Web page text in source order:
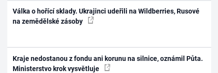
Válka o hořící sklady. Ukrajinci udeřili na Wildberries, Rusové
na zemědělské zásoby
Kraje nedostanou z fondu ani korunu na silnice, oznámil Půta.
Ministerstvo krok vysvětluje